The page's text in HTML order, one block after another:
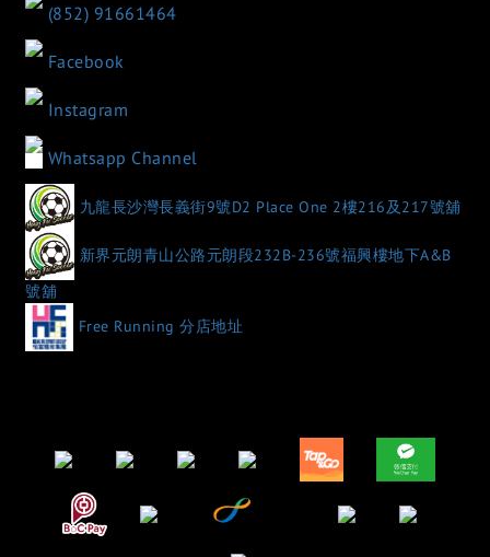
(852) 91661464
Facebook
Instagram
Whatsapp Channel
九龍長沙灣長義街9號D2 Place One 2樓216及217號舖
新界元朗青山公路元朗段232B-236號福興樓地下A&B
號舖
Free Running 分店地址